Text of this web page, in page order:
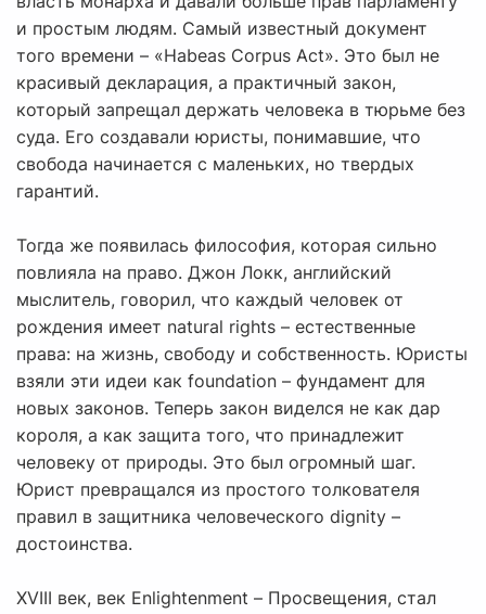
и простым людям. Самый известный документ
того времени – «Habeas Corpus Act». Это был не
красивый декларация, а практичный закон,
который запрещал держать человека в тюрьме без
суда. Его создавали юристы, понимавшие, что
свобода начинается с маленьких, но твердых
гарантий.
Тогда же появилась философия, которая сильно
повлияла на право. Джон Локк, английский
мыслитель, говорил, что каждый человек от
рождения имеет natural rights – естественные
права: на жизнь, свободу и собственность. Юристы
взяли эти идеи как foundation – фундамент для
новых законов. Теперь закон виделся не как дар
короля, а как защита того, что принадлежит
человеку от природы. Это был огромный шаг.
Юрист превращался из простого толкователя
правил в защитника человеческого dignity –
достоинства.
XVIII век, век Enlightenment – Просвещения, стал